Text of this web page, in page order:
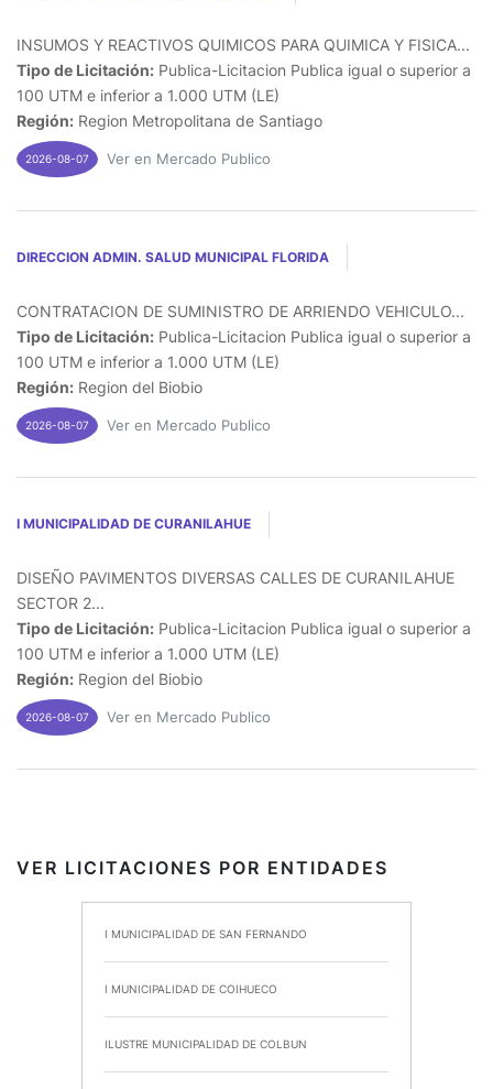
INSUMOS Y REACTIVOS QUIMICOS PARA QUIMICA Y FISICA...
Tipo de Licitación: Publica-Licitacion Publica igual o superior a
100 UTM e inferior a 1.000 UTM (LE)
Región: Region Metropolitana de Santiago
2026-08-07 Ver en Mercado Publico
DIRECCION ADMIN. SALUD MUNICIPAL FLORIDA
CONTRATACION DE SUMINISTRO DE ARRIENDO VEHICULO...
Tipo de Licitación: Publica-Licitacion Publica igual o superior a
100 UTM e inferior a 1.000 UTM (LE)
Región: Region del Biobio
2026-08-07 Ver en Mercado Publico
I MUNICIPALIDAD DE CURANILAHUE
DISEÑO PAVIMENTOS DIVERSAS CALLES DE CURANILAHUE
SECTOR 2...
Tipo de Licitación: Publica-Licitacion Publica igual o superior a
100 UTM e inferior a 1.000 UTM (LE)
Región: Region del Biobio
2026-08-07 Ver en Mercado Publico
VER LICITACIONES POR ENTIDADES
I MUNICIPALIDAD DE SAN FERNANDO
I MUNICIPALIDAD DE COIHUECO
ILUSTRE MUNICIPALIDAD DE COLBUN